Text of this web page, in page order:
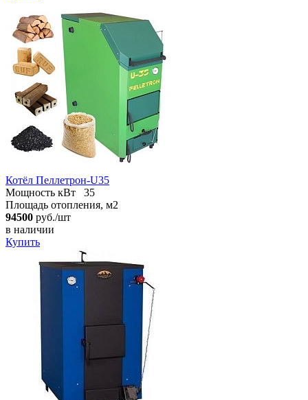
Котёл Пеллетрон-U35
Мощность кВт
35
Площадь отопления, м2
94500 руб./шт
в наличии
Купить